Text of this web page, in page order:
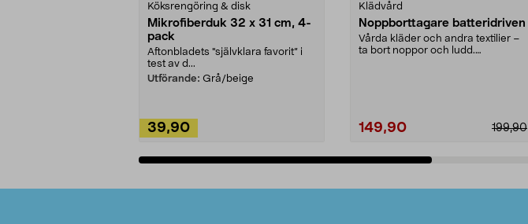
Köksrengöring & disk
Mikrofiberduk 32 x 31 cm, 4-
pack
Aftonbladets "självklara favorit” i
test av d...
Utförande: Grå/beige
39,90
Klädvård
Noppborttagare batteridriven
Vårda kläder och andra textilier –
ta bort noppor och ludd.
199,90
149,90